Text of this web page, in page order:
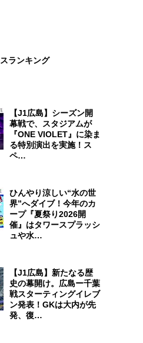
ランキング
【J1広島】シーズン開
幕戦で、スタジアムが
『ONE VIOLET』に染ま
る特別演出を実施！ス
ペ…
ひんやり涼しい“水の世
界”へダイブ！今年のカ
ープ『夏祭り2026開
催』はタワースプラッシ
ュや水…
【J1広島】新たなる歴
史の幕開け。広島ー千葉
戦スターティングイレブ
ン発表！GKは大内が先
発、復…